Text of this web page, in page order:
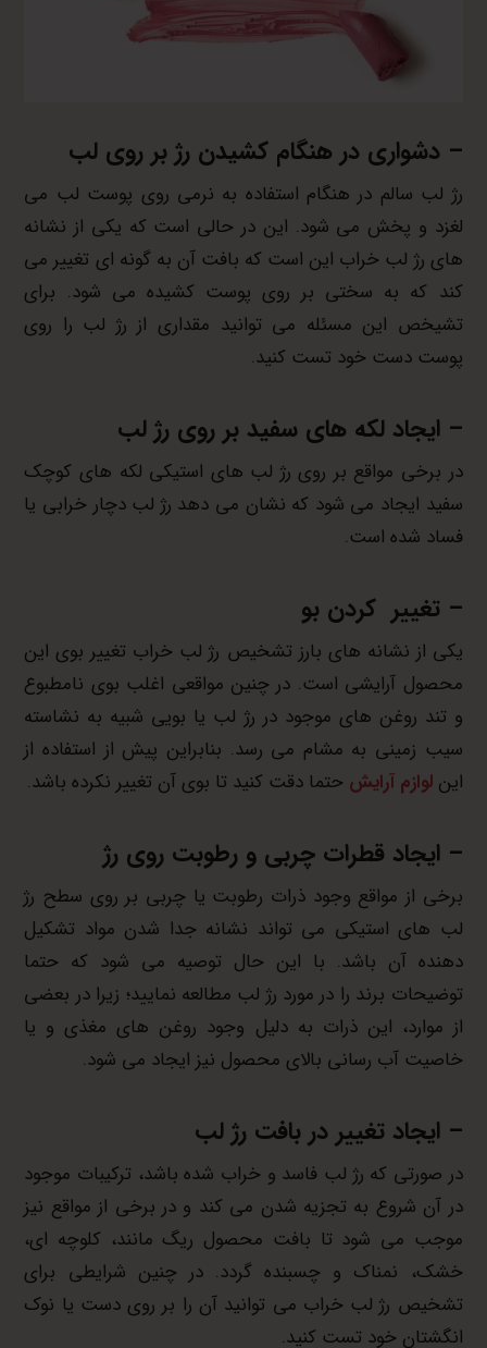
– دشواری در هنگام کشیدن رژ بر روی لب
رژ لب سالم در هنگام استفاده به نرمی روی پوست لب می
لغزد و پخش می شود. این در حالی است که یکی از نشانه
های رژ لب خراب این است که بافت آن به گونه ای تغییر می
کند که به سختی بر روی پوست کشیده می شود. برای
تشیخص این مسئله می توانید مقداری از رژ لب را روی
پوست دست خود تست کنید.
– ایجاد لکه های سفید بر روی رژ لب
در برخی مواقع بر روی رژ لب های استیکی لکه های کوچک
سفید ایجاد می شود که نشان می دهد رژ لب دچار خرابی یا
فساد شده است.
– تغییر کردن بو
یکی از نشانه های بارز تشخیص رژ لب خراب تغییر بوی این
محصول آرایشی است. در چنین مواقعی اغلب بوی نامطبوع
و تند روغن های موجود در رژ لب یا بویی شبیه به نشاسته
سیب زمینی به مشام می رسد. بنابراین پیش از استفاده از
اینلوازم آرایش حتما دقت کنید تا بوی آن تغییر نکرده باشد.
– ایجاد قطرات چربی و رطوبت روی رژ
برخی از مواقع وجود ذرات رطوبت یا چربی بر روی سطح رژ
لب های استیکی می تواند نشانه جدا شدن مواد تشکیل
دهنده آن باشد. با این حال توصیه می شود که حتما
توضیحات برند را در مورد رژ لب مطالعه نمایید؛ زیرا در بعضی
از موارد، این ذرات به دلیل وجود روغن های مغذی و یا
خاصیت آب رسانی بالای محصول نیز ایجاد می شود.
– ایجاد تغییر در بافت رژ لب
در صورتی که رژ لب فاسد و خراب شده باشد، ترکیبات موجود
در آن شروع به تجزیه شدن می کند و در برخی از مواقع نیز
موجب می شود تا بافت محصول ریگ مانند، کلوچه ای،
خشک، نمناک و چسبنده گردد. در چنین شرایطی برای
تشخیص رژ لب خراب می توانید آن را بر روی دست یا نوک
انگشتان خود تست کنید.